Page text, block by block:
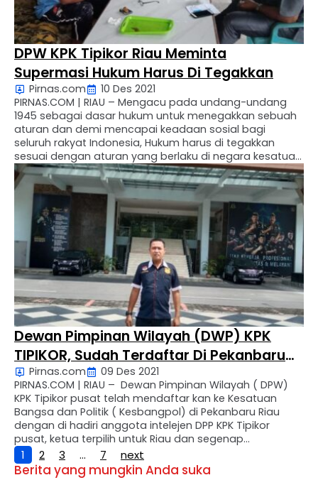
DPW KPK Tipikor Riau Meminta
Supermasi Hukum Harus Di Tegakkan
Pirnas.com
10 Des 2021
PIRNAS.COM | RIAU – Mengacu pada undang-undang
1945 sebagai dasar hukum untuk menegakkan sebuah
aturan dan demi mencapai keadaan sosial bagi
seluruh rakyat Indonesia, Hukum harus di tegakkan
sesuai dengan aturan yang berlaku di negara kesatuan
Republik Indonesia (NKRI). Rismadi warga desa Boncang
Mahang Kecamatan Bathin Solapan Km 18 saat
dikonfirmasi awak media Pirnas mengatakan …
Dewan Pimpinan Wilayah (DWP) KPK
TIPIKOR, Sudah Terdaftar Di Pekanbaru
RiauPirnas.com
09 Des 2021
PIRNAS.COM | RIAU – Dewan Pimpinan Wilayah ( DPW)
KPK Tipikor pusat telah mendaftar kan ke Kesatuan
Bangsa dan Politik ( Kesbangpol) di Pekanbaru Riau
dengan di hadiri anggota intelejen DPP KPK Tipikor
pusat, ketua terpilih untuk Riau dan segenap
kepengurusan yang sesuai dengan surat keputusan SK
dan ADRT .agar dapat bekerja keras yang sesuai …
1 2 3 … 7 next
Berita yang mungkin Anda suka